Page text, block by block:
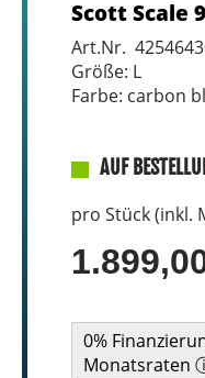
Scott Scale
Art.Nr.
Größe: L
Farbe: carbon
AUF
pro Stück (inkl.
0%
Monatsraten